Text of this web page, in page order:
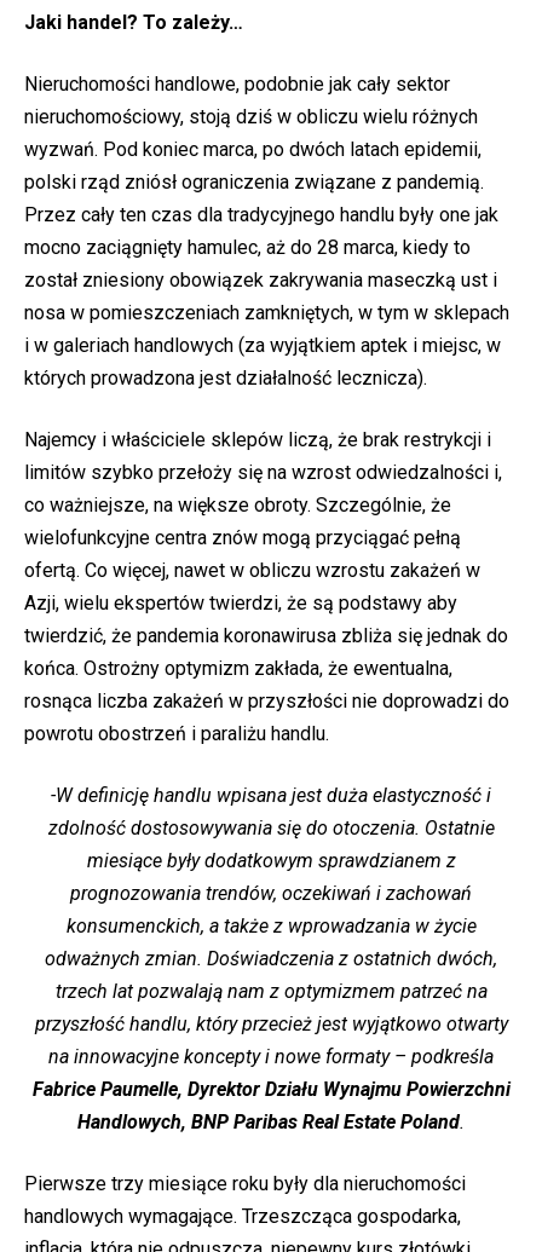
Jaki handel? To zależy…
Nieruchomości handlowe, podobnie jak cały sektor
nieruchomościowy, stoją dziś w obliczu wielu różnych
wyzwań. Pod koniec marca, po dwóch latach epidemii,
polski rząd zniósł ograniczenia związane z pandemią.
Przez cały ten czas dla tradycyjnego handlu były one jak
mocno zaciągnięty hamulec, aż do 28 marca, kiedy to
został zniesiony obowiązek zakrywania maseczką ust i
nosa w pomieszczeniach zamkniętych, w tym w sklepach
i w galeriach handlowych (za wyjątkiem aptek i miejsc, w
których prowadzona jest działalność lecznicza).
Najemcy i właściciele sklepów liczą, że brak restrykcji i
limitów szybko przełoży się na wzrost odwiedzalności i,
co ważniejsze, na większe obroty. Szczególnie, że
wielofunkcyjne centra znów mogą przyciągać pełną
ofertą. Co więcej, nawet w obliczu wzrostu zakażeń w
Azji, wielu ekspertów twierdzi, że są podstawy aby
twierdzić, że pandemia koronawirusa zbliża się jednak do
końca. Ostrożny optymizm zakłada, że ewentualna,
rosnąca liczba zakażeń w przyszłości nie doprowadzi do
powrotu obostrzeń i paraliżu handlu.
-W definicję handlu wpisana jest duża elastyczność i
zdolność dostosowywania się do otoczenia. Ostatnie
miesiące były dodatkowym sprawdzianem z
prognozowania trendów, oczekiwań i zachowań
konsumenckich, a także z wprowadzania w życie
odważnych zmian. Doświadczenia z ostatnich dwóch,
trzech lat pozwalają nam z optymizmem patrzeć na
przyszłość handlu, który przecież jest wyjątkowo otwarty
na innowacyjne koncepty i nowe formaty – podkreśla
Fabrice Paumelle, Dyrektor Działu Wynajmu Powierzchni
Handlowych, BNP Paribas Real Estate Poland.
Pierwsze trzy miesiące roku były dla nieruchomości
handlowych wymagające. Trzeszcząca gospodarka,